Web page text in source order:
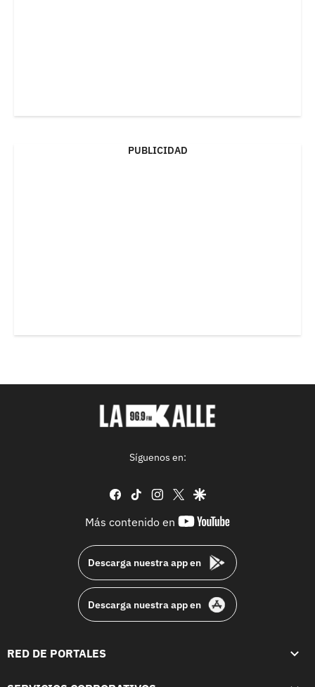
PUBLICIDAD
Síguenos en:
facebook
tiktok instagram
twittergoogle
Más contenido en
youtube-
Descarga nuestra app en
Descarga nuestra app en
RED DE PORTALES